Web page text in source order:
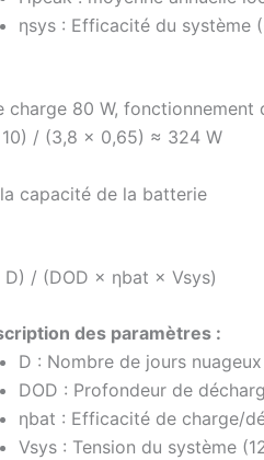
ηsys : Efficacité du système
charge 80 W,
/ (3,8 × 0,65) ≈ 324 W
capacité de la batterie
D) / (DOD × ηbat × Vsys)
des paramètres :
D : Nombre de jours
DOD : Profondeur de
ηbat : Efficacité de charge/
Vsys : Tension du système